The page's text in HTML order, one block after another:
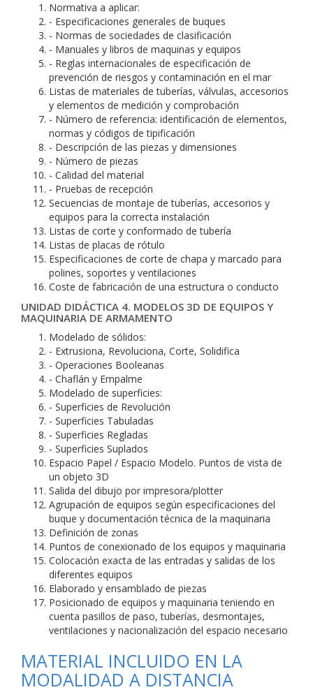
Normativa a aplicar:
- Especificaciones generales de buques
- Normas de sociedades de clasificación
- Manuales y libros de maquinas y equipos
- Reglas internacionales de especificación de
prevención de riesgos y contaminación en el mar
Listas de materiales de tuberías, válvulas, accesorios
y elementos de medición y comprobación
- Número de referencia: identificación de elementos,
normas y códigos de tipificación
- Descripción de las piezas y dimensiones
- Número de piezas
- Calidad del material
- Pruebas de recepción
Secuencias de montaje de tuberías, accesorios y
equipos para la correcta instalación
Listas de corte y conformado de tubería
Listas de placas de rótulo
Especificaciones de corte de chapa y marcado para
polines, soportes y ventilaciones
Coste de fabricación de una estructura o conducto
UNIDAD DIDÁCTICA 4. MODELOS 3D DE EQUIPOS Y
MAQUINARIA DE ARMAMENTO
Modelado de sólidos:
- Extrusiona, Revoluciona, Corte, Solidifica
- Operaciones Booleanas
- Chaflán y Empalme
Modelado de superficies:
- Superficies de Revolución
- Superficies Tabuladas
- Superficies Regladas
- Superficies Suplados
Espacio Papel / Espacio Modelo. Puntos de vista de
un objeto 3D
Salida del dibujo por impresora/plotter
Agrupación de equipos según especificaciones del
buque y documentación técnica de la maquinaria
Definición de zonas
Puntos de conexionado de los equipos y maquinaria
Colocación exacta de las entradas y salidas de los
diferentes equipos
Elaborado y ensamblado de piezas
Posicionado de equipos y maquinaria teniendo en
cuenta pasillos de paso, tuberías, desmontajes,
ventilaciones y nacionalización del espacio necesario
MATERIAL INCLUIDO EN LA
MODALIDAD A DISTANCIA